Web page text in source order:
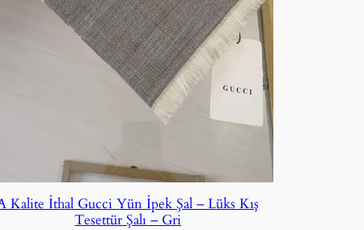
Kalite İthal Gucci Yün İpek Şal – Lüks Kış
Tesettür Şalı – Gri